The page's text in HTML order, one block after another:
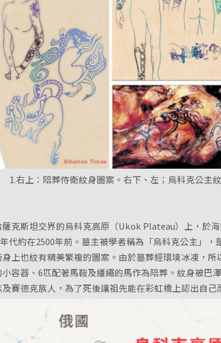
1.右上：陪葬侍衛紋身圖案。右下、左；烏科克公主
斯坦交界的烏科克高原（Ukok Plateau）上，於海
代約在2500年前。墓主被學者稱為「烏科克公主」，
上也紋有精美繁複的圖案。由於墓葬經環境冰凍，所
容器、6匹配著馬鞍及繮繩的馬作為陪葬。紋身被巴
賽德克族人，為了死後讓祖先能在彩虹橋上認出自己